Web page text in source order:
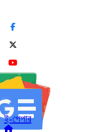
ই-পেপার